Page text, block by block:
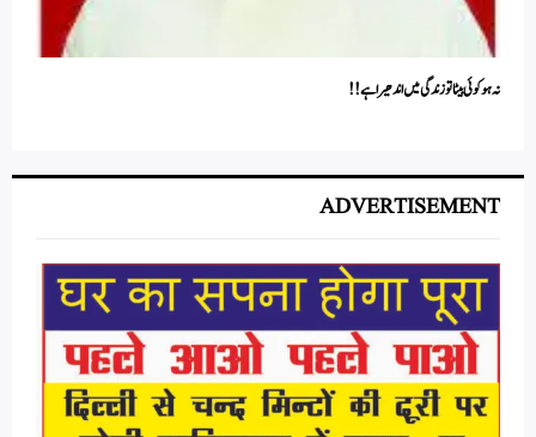
نہ ہو کوئی بیٹا تو زندگی میں اندھیرا ہے!!
ADVERTISEMENT